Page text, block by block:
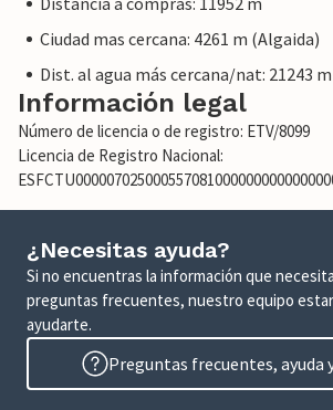
Ciudad mas cercana: 4261 m (Algaida)
Dist. al agua más cercana/nat: 21243
Información legal
Número de licencia o de registro: ETV/8099
Licencia de Registro Nacional:
¿Necesitas ayuda?
Si no encuentras la información que
preguntas frecuentes, nuestro equipo
ayudarte.
Preguntas frecuentes, ayuda